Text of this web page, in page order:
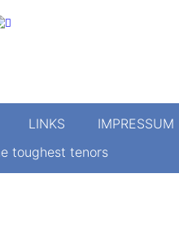
LINKS
IMPRESSUM
toughest tenors